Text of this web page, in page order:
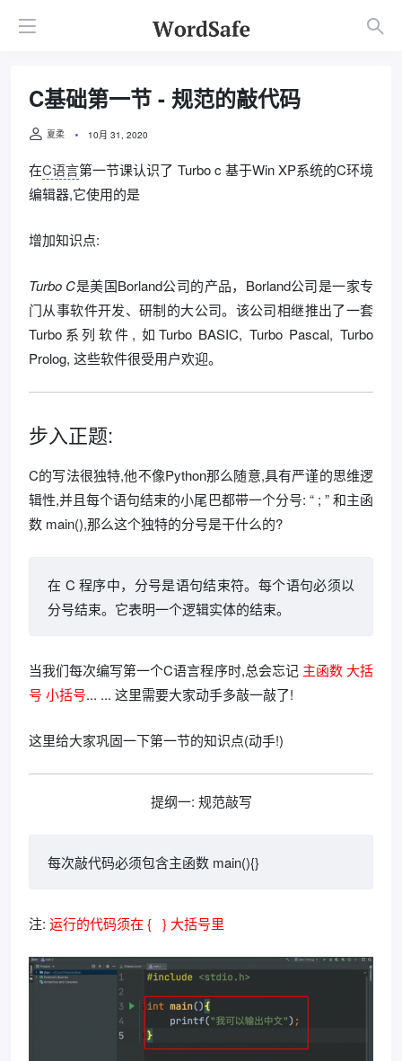
C基础第一节 - 规范的敲代码
夏柔 10月 31, 2020
在C语言第一节课认识了 Turbo c 基于Win XP系统的C环境
编辑器,它使用的是
增加知识点:
Turbo C是美国Borland公司的产品，Borland公司是一家专
门从事软件开发、研制的大公司。该公司相继推出了一套
Turbo系列软件, 如Turbo BASIC, Turbo Pascal, Turbo
Prolog, 这些软件很受用户欢迎。
步入正题:
C的写法很独特,他不像Python那么随意,具有严谨的思维逻
辑性,并且每个语句结束的小尾巴都带一个分号: “ ; ” 和主函
数 main(),那么这个独特的分号是干什么的?
在 C 程序中，分号是语句结束符。每个语句必须以
分号结束。它表明一个逻辑实体的结束。
当我们每次编写第一个C语言程序时,总会忘记 主函数 大括
号 小括号... ... 这里需要大家动手多敲一敲了!
这里给大家巩固一下第一节的知识点(动手!)
提纲一: 规范敲写
每次敲代码必须包含主函数 main(){}
注: 运行的代码须在 { } 大括号里